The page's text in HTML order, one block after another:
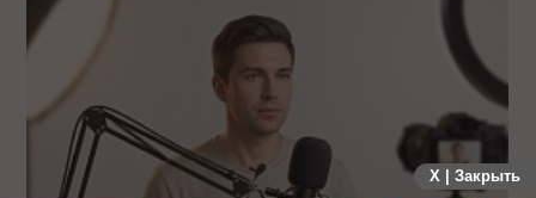
X | Закрыть